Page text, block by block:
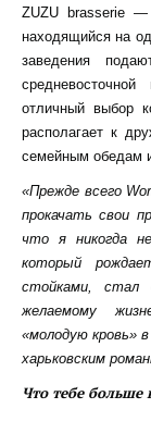
ZUZU brasserie —
находящийся на
заведения
отличный выбор
располагает к
семейным обедам
«Прежде всего
прокачать свои
что я никогда
который
стойками,
желаемому
«молодую кровь»
харьковским
Что тебе больше